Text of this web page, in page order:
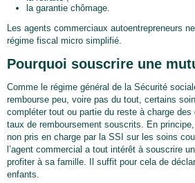
la garantie chômage.
Les agents commerciaux autoentrepreneurs
régime fiscal micro simplifié.
Pourquoi souscrire une
Comme le régime général de la Sécurité
rembourse peu, voire pas du tout, certains
compléter tout ou partie du reste à charge
taux de remboursement souscrits. En
non pris en charge par la SSI sur les soins
l’agent commercial a tout intérêt à souscrire
profiter à sa famille. Il suffit pour cela de
enfants.